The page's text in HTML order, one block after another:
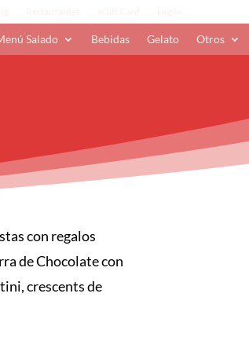
Salado Bebidas Gelato Otros
con regalos
de Chocolate con
crescents de